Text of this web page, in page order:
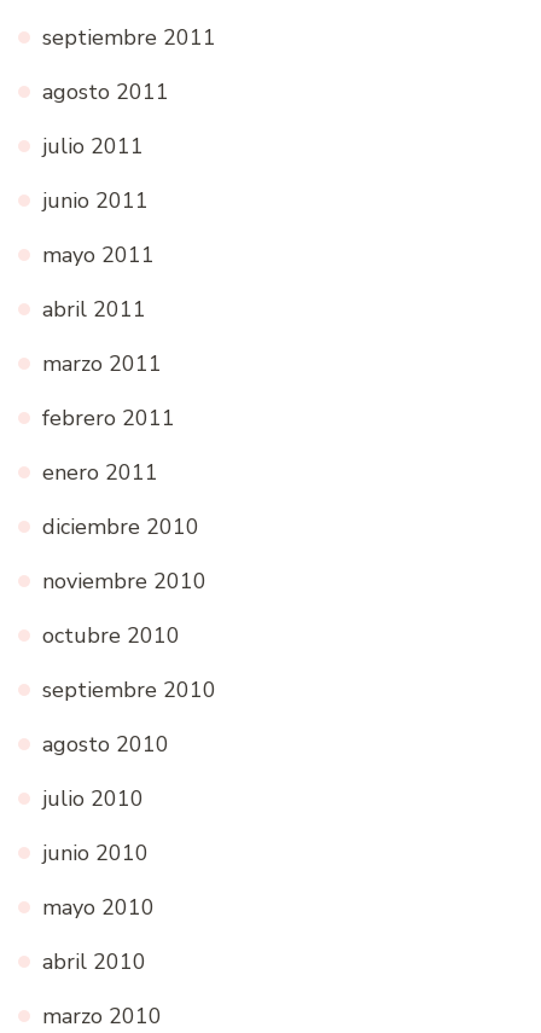
septiembre 2011
agosto 2011
julio 2011
junio 2011
mayo 2011
abril 2011
marzo 2011
febrero 2011
enero 2011
diciembre 2010
noviembre 2010
octubre 2010
septiembre 2010
agosto 2010
julio 2010
junio 2010
mayo 2010
abril 2010
marzo 2010